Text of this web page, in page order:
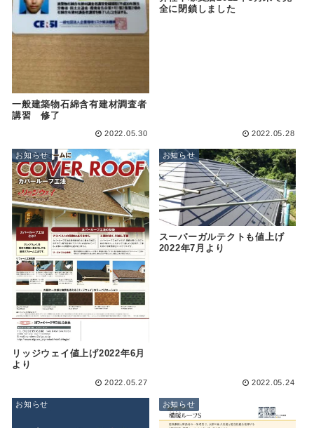
一般建築物石綿含有建材調査者
講習 修了
2022.05.30
全に閉鎖しました
2022.05.28
お知らせ
リッジウェイ値上げ2022年6月
より
2022.05.27
お知らせ
スーパーガルテクトも値上げ
2022年7月より
2022.05.24
お知らせ お知らせ